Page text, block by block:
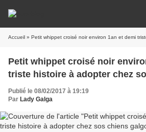
Accueil » Petit whippet croisé noir environ 1an et demi triste
Petit whippet croisé noir
triste histoire à adopter chez
Publié le 08/02/2017 à 19:19
Par Lady Galga